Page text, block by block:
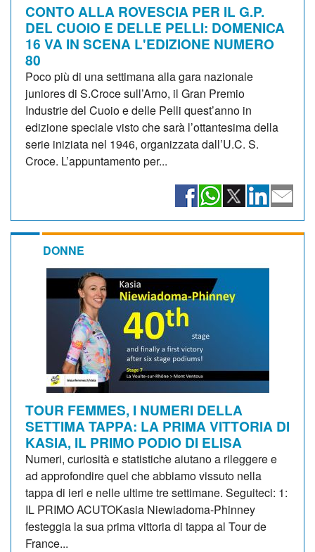
CONTO ALLA ROVESCIA PER IL G.P.
DEL CUOIO E DELLE PELLI: DOMENICA
16 VA IN SCENA L'EDIZIONE NUMERO
80
Poco più di una settimana alla gara nazionale
juniores di S.Croce sull’Arno, il Gran Premio
Industrie del Cuoio e delle Pelli quest’anno in
edizione speciale visto che sarà l’ottantesima della
serie iniziata nel 1946, organizzata dall’U.C. S.
Croce. L’appuntamento per...
DONNE
TOUR FEMMES, I NUMERI DELLA
SETTIMA TAPPA: LA PRIMA VITTORIA DI
KASIA, IL PRIMO PODIO DI ELISA
Numeri, curiosità e statistiche aiutano a rileggere e
ad approfondire quel che abbiamo vissuto nella
tappa di ieri e nelle ultime tre settimane. Seguiteci: 1:
IL PRIMO ACUTOKasia Niewiadoma-Phinney
festeggia la sua prima vittoria di tappa al Tour de
France...